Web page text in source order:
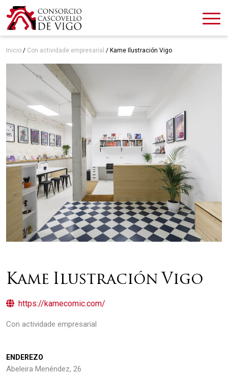
Inicio / Con actividade empresarial / Kame Ilustración Vigo
Kame Ilustración Vigo
https://kamecomic.com/
Con actividade empresarial
ENDEREZO
Abeleira Menéndez, 26